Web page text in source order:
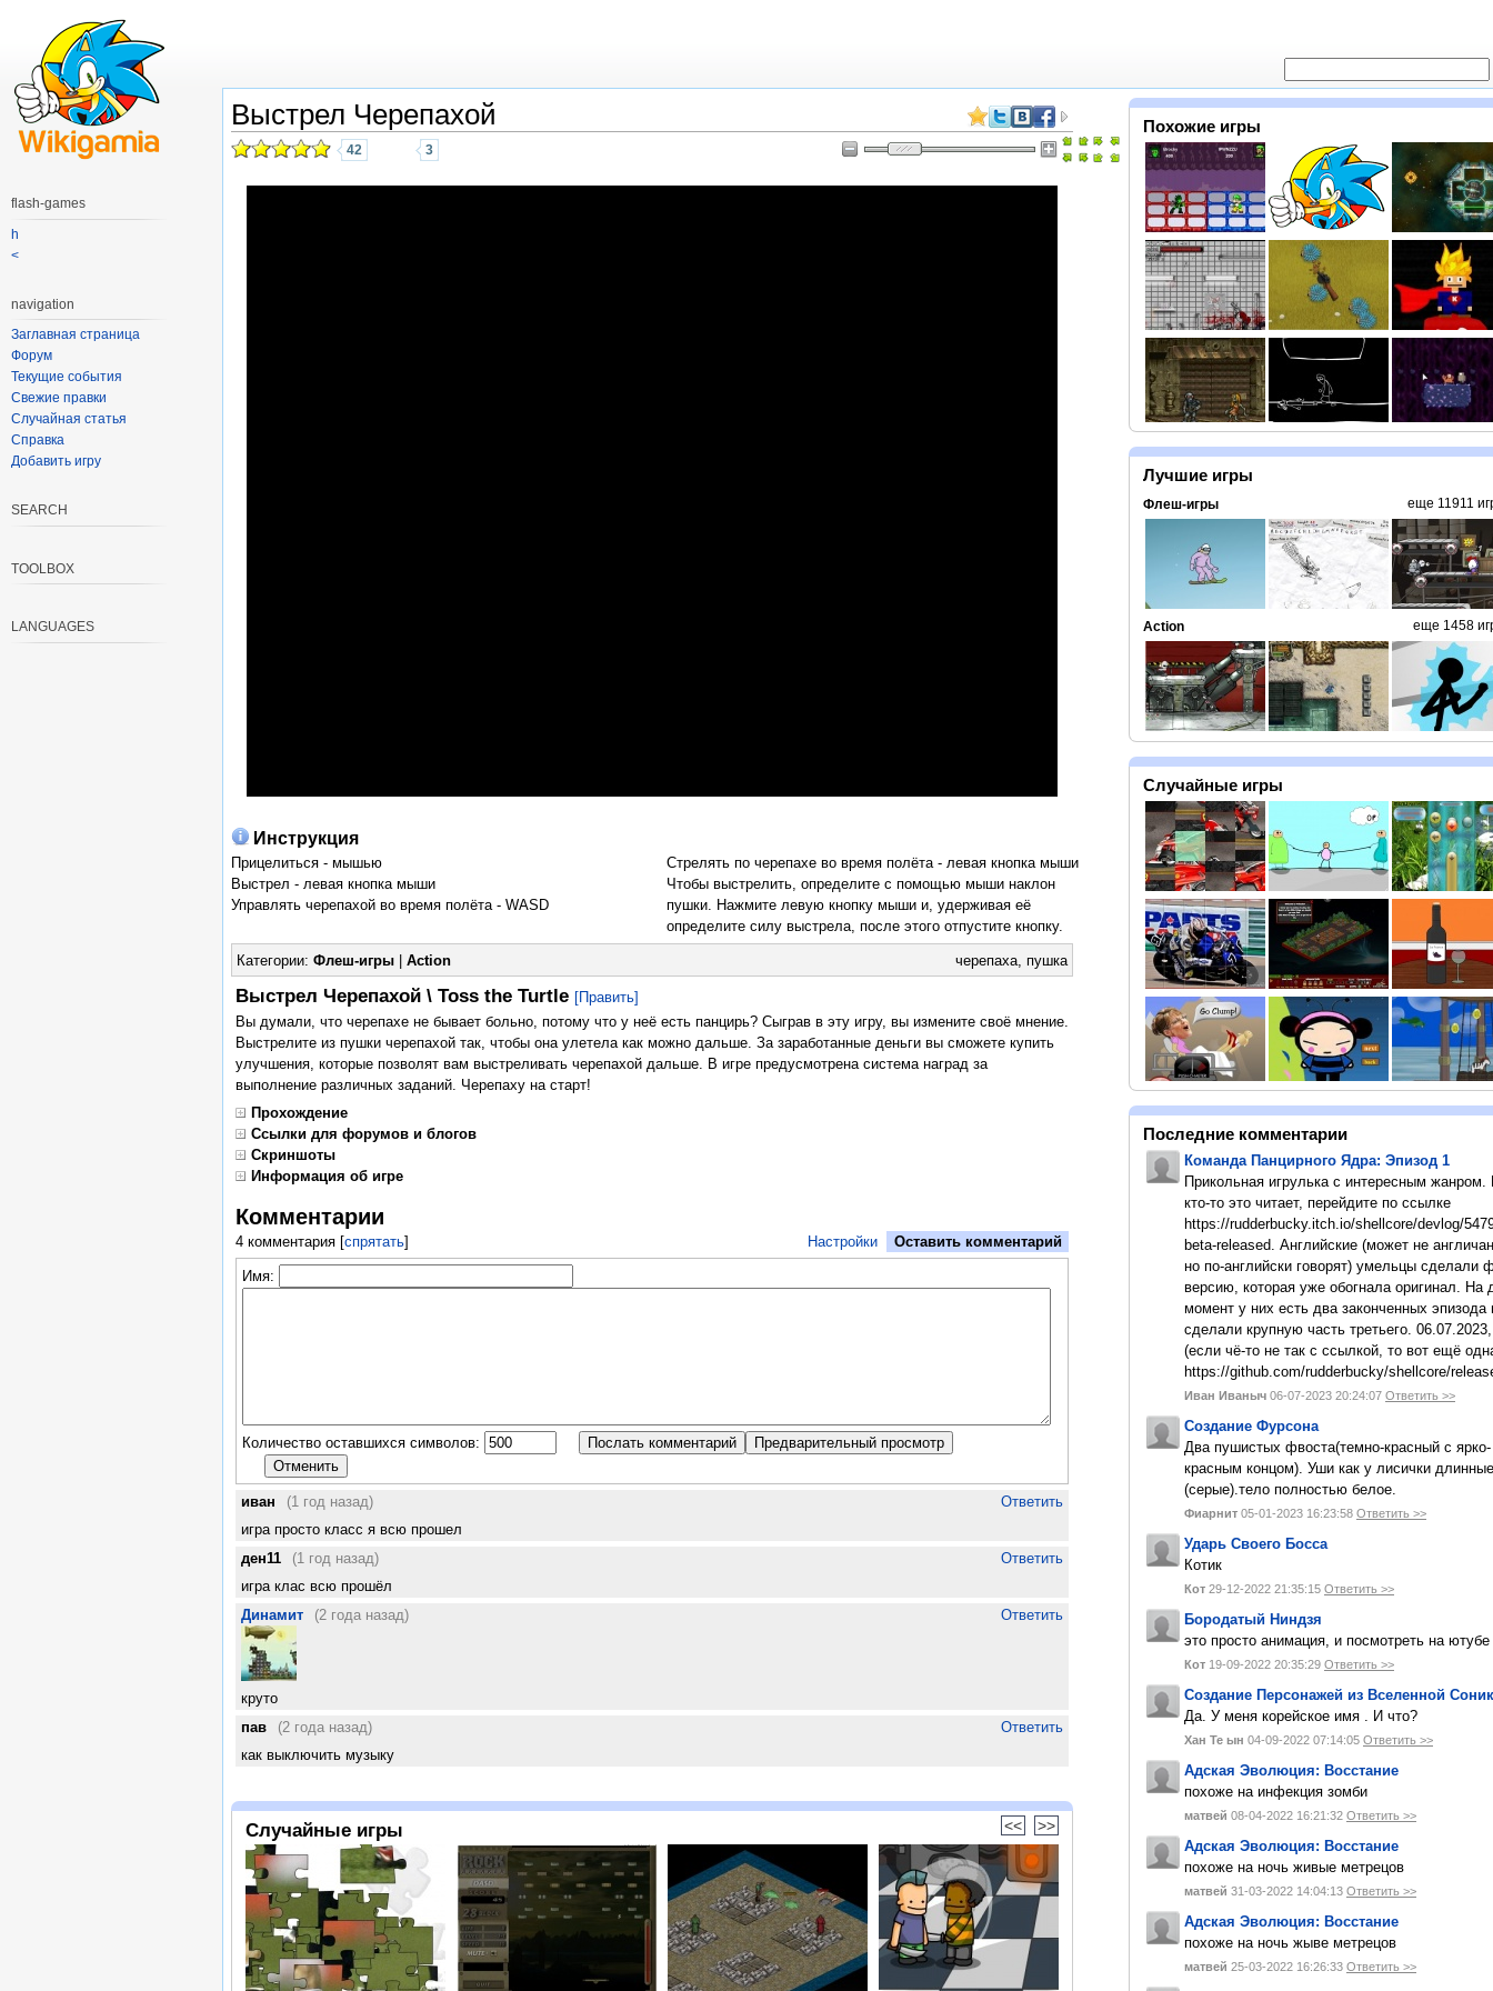
Выстрел Черепахой
42 3
Инструкция
Прицелиться - мышью
Выстрел - левая кнопка мыши
Управлять черепахой во время полёта - WASD
Стрелять по черепахе во время полёта - левая кнопка мыши
Чтобы выстрелить, определите с помощью мыши наклон
пушки. Нажмите левую кнопку мыши и, удерживая её
определите силу выстрела, после этого отпустите кнопку.
Категории: Флеш-игры| Action черепаха, пушка
Выстрел Черепахой \ Toss the Turtle [Править]
Вы думали, что черепахе не бывает больно, потому что у неё есть панцирь? Сыграв в эту игру, вы измените своё мнение.
Выстрелите из пушки черепахой так, чтобы она улетела как можно дальше. За заработанные деньги вы сможете купить
улучшения, которые позволят вам выстреливать черепахой дальше. В игре предусмотрена система наград за
выполнение различных заданий. Черепаху на старт!
Прохождение
Ссылки для форумов и блогов
Скриншоты
Информация об игре
Комментарии
4 комментария[спрятать] Оставить комментарий
Настройки
Имя:
Количество оставшихся символов:
иван (1 год назад)
Ответить
игра просто класс я всю прошел
ден11
(1 год назад)
Ответить
игра клас всю прошёл
Динамит
(2 года назад) Ответить
круто
пав
(2 года назад)
Ответить
как выключить музыку
Случайные игры << >>
Похожие игры
Лучшие игры
Флеш-игры еще 11911
Action еще 1458
Случайные игры
Последние комментарии
Команда Панцирного Ядра: Эпизод 1
Прикольная игрулька с интересным жанром.
кто-то это читает, перейдите по ссылке
https://rudderbucky.itch.io/shellcore/devlog/
beta-released. Английские (может не
но по-английски говорят) умельцы сделали
версию, которая уже обогнала оригинал. На
момент у них есть два законченных эпизода
сделали крупную часть третьего.
(если чё-то не так с ссылкой, то вот ещё
https://github.com/rudderbucky/shellcore/
Иван Иваныч 06-07-2023 20:24:07 Ответить >>
Создание Фурсона
Два пушистых фвоста(темно-красный с ярко-
красным концом). Уши как у лисички длинные
(серые).тело полностью белое.
Фиарнит 05-01-2023 16:23:58 Ответить >>
Ударь Своего Босса
Котик
Кот 29-12-2022 21:35:15 Ответить >>
Бородатый Ниндзя
это просто анимация, и посмотреть на
Кот 19-09-2022 20:35:29 Ответить >>
Создание Персонажей из Вселенной
Да. У меня корейское имя . И что?
Хан Те ын 04-09-2022 07:14:05 Ответить >>
Адская Эволюция: Восстание
похоже на инфекция зомби
матвей 08-04-2022 16:21:32 Ответить >>
Адская Эволюция: Восстание
похоже на ночь живые метрецов
матвей 31-03-2022 14:04:13 Ответить >>
Адская Эволюция: Восстание
похоже на ночь жыве метрецов
матвей 25-03-2022 16:26:33 Ответить >>
flash-games
h
<
navigation
Заглавная страница
Форум
Текущие события
Свежие правки
Случайная статья
Справка
Добавить игру
SEARCH
TOOLBOX
LANGUAGES